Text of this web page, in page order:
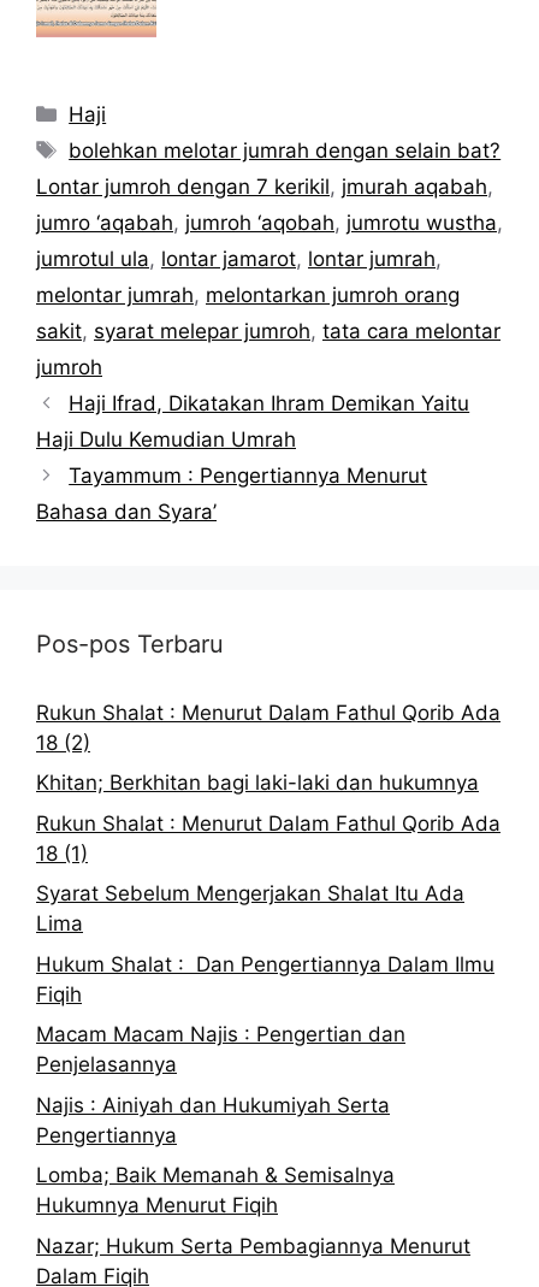
Kategori
Haji
Tag
bolehkan melotar jumrah dengan selain bat?
Lontar jumroh dengan 7 kerikil, jmurah aqabah,
jumro ‘aqabah, jumroh ‘aqobah, jumrotu wustha,
jumrotul ula, lontar jamarot, lontar jumrah,
melontar jumrah, melontarkan jumroh orang
sakit, syarat melepar jumroh, tata cara melontar
jumroh
Haji Ifrad, Dikatakan Ihram Demikan Yaitu
Haji Dulu Kemudian Umrah
Tayammum : Pengertiannya Menurut
Bahasa dan Syara’
Pos-pos Terbaru
Rukun Shalat : Menurut Dalam Fathul Qorib Ada
18 (2)
Khitan; Berkhitan bagi laki-laki dan hukumnya
Rukun Shalat : Menurut Dalam Fathul Qorib Ada
18 (1)
Syarat Sebelum Mengerjakan Shalat Itu Ada
Lima
Hukum Shalat : Dan Pengertiannya Dalam Ilmu
Fiqih
Macam Macam Najis : Pengertian dan
Penjelasannya
Najis : Ainiyah dan Hukumiyah Serta
Pengertiannya
Lomba; Baik Memanah & Semisalnya
Hukumnya Menurut Fiqih
Nazar; Hukum Serta Pembagiannya Menurut
Dalam Fiqih